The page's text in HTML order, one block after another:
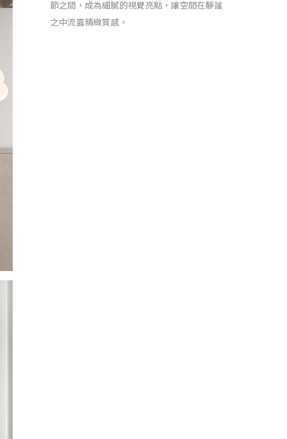
節之間，成為細膩的視覺亮點，讓空間在靜謐
之中流露精緻質感。